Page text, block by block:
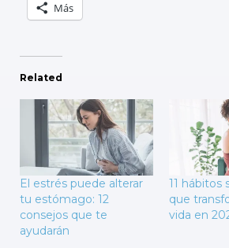
Más
Related
El estrés puede alterar
tu estómago: 12
consejos que te
ayudarán
11 hábitos
que
vida en